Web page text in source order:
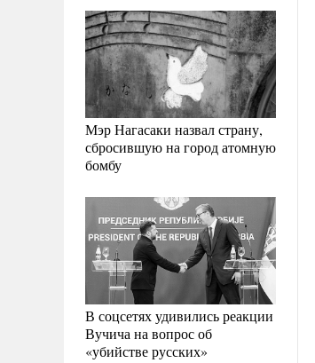
Мэр Нагасаки назвал страну,
сбросившую на город атомную
бомбу
В соцсетях удивились реакции
Вучича на вопрос об
«убийстве русских»